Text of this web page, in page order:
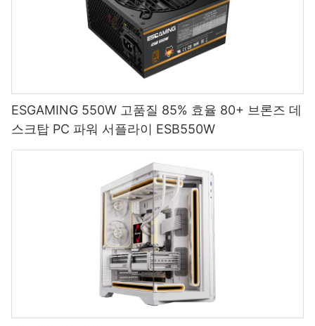
ESGAMING 550W 고품질 85% 효율 80+ 브론즈 데
스크탑 PC 파워 서플라이 ESB550W